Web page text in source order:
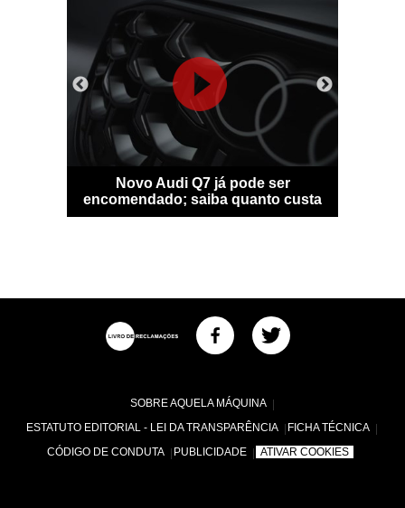
Novo Audi Q7 já pode ser
encomendado; saiba quanto custa
SOBRE AQUELA MÁQUINA
ESTATUTO EDITORIAL - LEI DA TRANSPARÊNCIA
FICHA TÉCNICA
CÓDIGO DE CONDUTA
PUBLICIDADE ATIVAR COOKIES